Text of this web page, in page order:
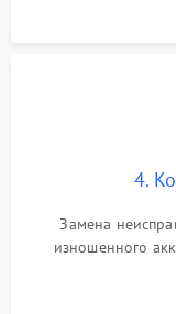
4.
Замена
изношенного
контроллеров
разъемов и